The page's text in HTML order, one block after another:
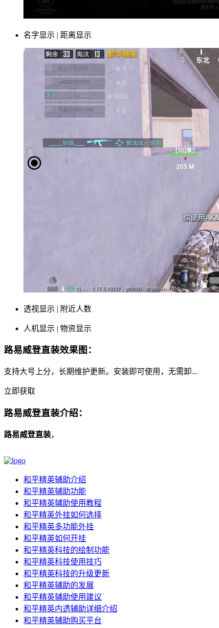
名字显示 | 距离显示
透视显示 | 附近人数
人机显示 | 物资显示
路易威登直装效果图：
支持大号上分，长期维护更新。安装即可使用，无需卸...
立即获取
路易威登直装介绍：
路易威登直装，
和平精英辅助介绍
和平精英辅助功能
和平精英辅助使用教程
和平精英外挂如何选择
和平精英多功能外挂
和平精英如何开挂
和平精英科技的绘制功能
和平精英科技使用技巧
和平精英科技的升级更新
和平精英辅助的发展
和平精英辅助使用建议
和平精英内透辅助详细介绍
和平精英辅助购买平台